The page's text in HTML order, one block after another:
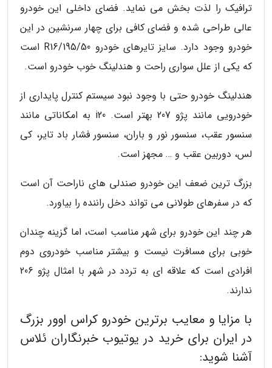
ترافیک را لذت بخش می نماید. فضای داخلی این خودرو
عالی طراحی شده و فضای کافی برای چهار سرنشین در این
خودرو وجود دارد. سایز تایرهای خودرو R16/195/50 است
که یکی از علل سواری راحت و هندلینگ خوب خودرو است.
هندلینگ خودرو حتی با وجود نبود سیستم کنترل پایداری از
خودرویی مانند پژو 207 بهتر است. i20 به امکاناتی مانند
سنسور عقب، سنسور نور و باران، سنسور فشار باد تایر، کی
لس، دوربین عقب و … مجهز است.
بزرگ ترین ضعف این خودرو صندلی های ناراحت آن است
که در سفرهای طولانی می تواند دخل راننده را بیاورد.
هر چند این خودرو برای شهر مناسب است، اما گزینه چندان
خوبی برای مسافرت نیست و بیشتر مناسب خودروی دوم
افرادی است که علاقه ای به تردد در شهر با امثال پژو 206
ندارند.
با مزایا و معایب برترین خودرو کراس اوور بزرگ
در ایران برای خرید در یوتیوب خبرنگاران ئلاس
آشنا شوید: